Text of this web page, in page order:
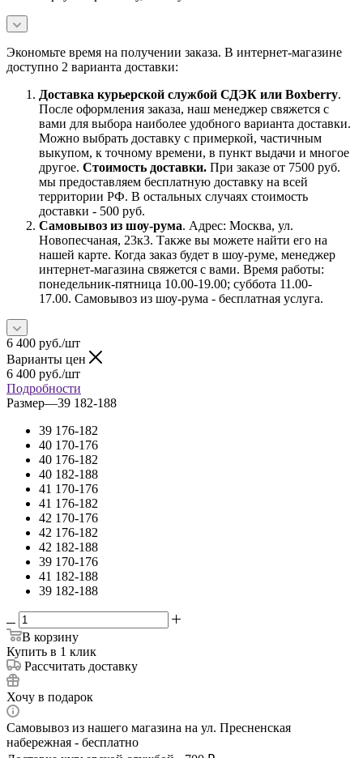
Экономьте время на получении заказа. В интернет-магазине
доступно 2 варианта доставки:
Доставка курьерской службой СДЭК или Boxberry.
После оформления заказа, наш менеджер свяжется с
вами для выбора наиболее удобного варианта доставки.
Можно выбрать доставку с примеркой, частичным
выкупом, к точному времени, в пункт выдачи и многое
другое. Стоимость доставки. При заказе от 7500 руб.
мы предоставляем бесплатную доставку на всей
территории РФ. В остальных случаях стоимость
доставки - 500 руб.
Самовывоз из шоу-рума. Адрес: Москва, ул.
Новопесчаная, 23к3. Также вы можете найти его на
нашей карте. Когда заказ будет в шоу-руме, менеджер
интернет-магазина свяжется с вами. Время работы:
понедельник-пятница 10.00-19.00; суббота 11.00-
17.00. Самовывоз из шоу-рума - бесплатная услуга.
6 400 руб./шт
Варианты цен
6 400 руб./шт
Подробности
Размер—39 182-188
39 176-182
40 170-176
40 176-182
40 182-188
41 170-176
41 176-182
42 170-176
42 176-182
42 182-188
39 170-176
41 182-188
39 182-188
В корзину
Купить в 1 клик
Рассчитать доставку
Хочу в подарок
Самовывоз из нашего магазина на ул. Пресненская
набережная - бесплатно